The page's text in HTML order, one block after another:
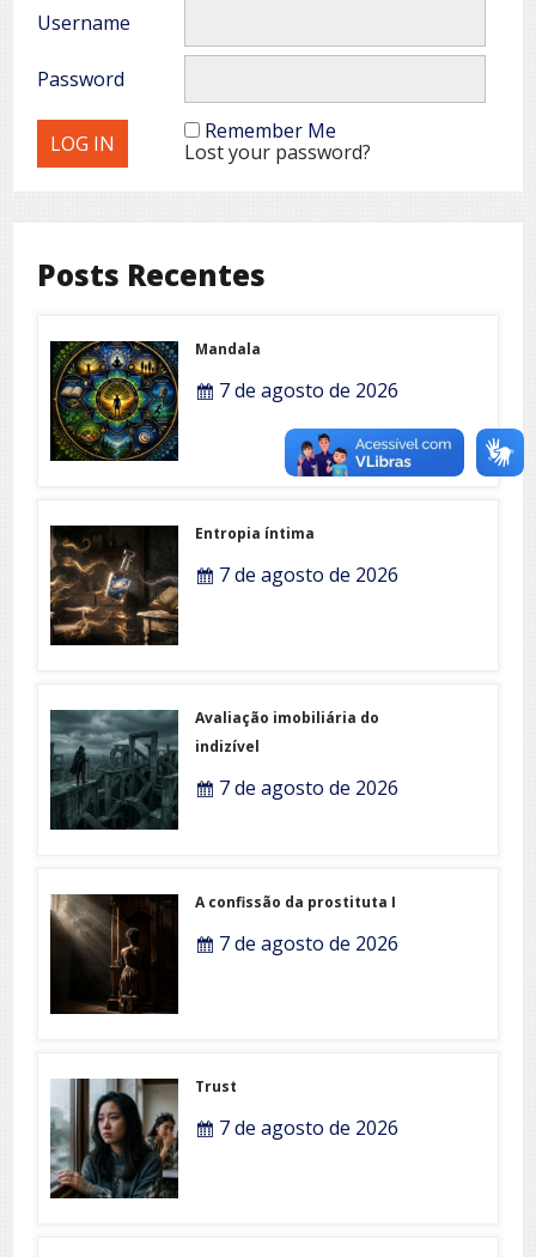
Username
Password
Remember Me
Lost your password?
Posts Recentes
Mandala
7 de agosto de 2026
Entropia íntima
7 de agosto de 2026
Avaliação imobiliária do
indizível
7 de agosto de 2026
A confissão da prostituta I
7 de agosto de 2026
Trust
7 de agosto de 2026